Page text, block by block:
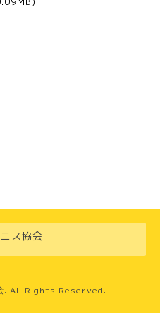
ス協会
. All Rights Reserved.